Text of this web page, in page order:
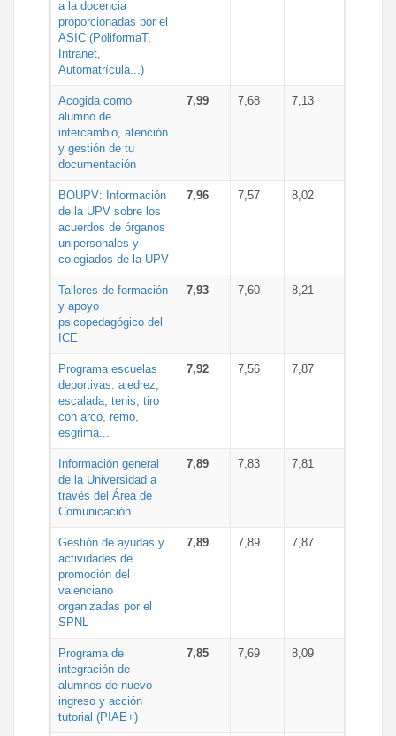
a la docencia
proporcionadas por el
ASIC (PoliformaT,
Intranet,
Automatrícula...)
Acogida como
alumno de
intercambio, atención
y gestión de tu
documentación
7,99 7,68 7,13
BOUPV: Información
de la UPV sobre los
acuerdos de órganos
unipersonales y
colegiados de la UPV
7,96 7,57 8,02
Talleres de formación
y apoyo
psicopedagógico del
ICE
7,93 7,60 8,21
Programa escuelas
deportivas: ajedrez,
escalada, tenis, tiro
con arco, remo,
esgrima...
7,92 7,56 7,87
Información general
de la Universidad a
través del Área de
Comunicación
7,89 7,83 7,81
Gestión de ayudas y
actividades de
promoción del
valenciano
organizadas por el
SPNL
7,89 7,89 7,87
Programa de
integración de
alumnos de nuevo
ingreso y acción
tutorial (PIAE+)
7,85 7,69 8,09